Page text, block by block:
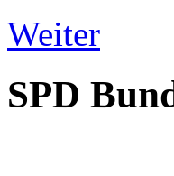
Weiter
SPD